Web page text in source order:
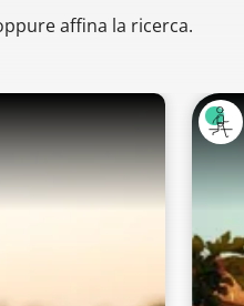
affina la ricerca.